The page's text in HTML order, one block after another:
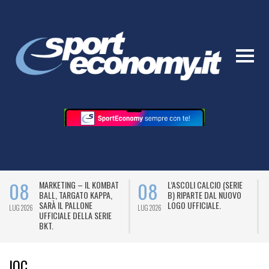
08
LUG 2026
MARKETING – IL KOMBAT
BALL, TARGATO KAPPA,
SARÀ IL PALLONE
UFFICIALE DELLA SERIE
BKT.
08
LUG 2026
L’ASCOLI CALCIO (SERIE
B) RIPARTE DAL NUOVO
LOGO UFFICIALE.